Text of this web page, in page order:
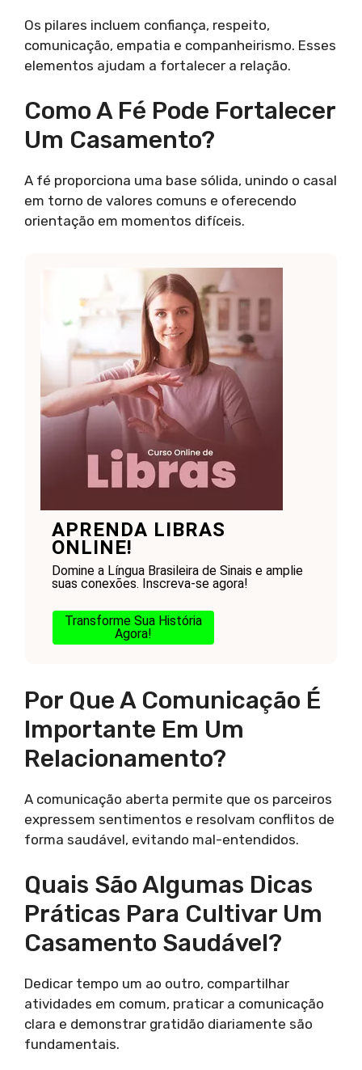
Os pilares incluem confiança, respeito,
comunicação, empatia e companheirismo. Esses
elementos ajudam a fortalecer a relação.
Como A Fé Pode Fortalecer
Um Casamento?
A fé proporciona uma base sólida, unindo o casal
em torno de valores comuns e oferecendo
orientação em momentos difíceis.
APRENDA LIBRAS
ONLINE!
Domine a Língua Brasileira de Sinais e amplie
suas conexões. Inscreva-se agora!
Transforme Sua História
Agora!
Por Que A Comunicação É
Importante Em Um
Relacionamento?
A comunicação aberta permite que os parceiros
expressem sentimentos e resolvam conflitos de
forma saudável, evitando mal-entendidos.
Quais São Algumas Dicas
Práticas Para Cultivar Um
Casamento Saudável?
Dedicar tempo um ao outro, compartilhar
atividades em comum, praticar a comunicação
clara e demonstrar gratidão diariamente são
fundamentais.